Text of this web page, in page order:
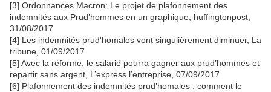
[3] Ordonnances Macron: Le projet de plafonnement des
indemnités aux Prud’hommes en un graphique, huffingtonpost,
31/08/2017
[4] Les indemnités prud'homales vont singulièrement diminuer, La
tribune, 01/09/2017
[5] Avec la réforme, le salarié pourra gagner aux prud’hommes et
repartir sans argent, L’express l’entreprise, 07/09/2017
[6] Plafonnement des indemnités prud’homales : comment le